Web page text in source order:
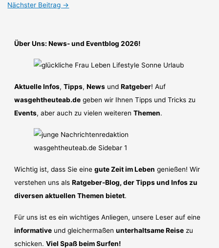
Nächster Beitrag →
Über Uns: News- und Eventblog 2026!
Aktuelle Infos,Tipps,News undRatgeber! Auf
wasgehtheuteab.de geben wir Ihnen Tipps und Tricks zu
Events, aber auch zu vielen weiterenThemen.
Wichtig ist, dass Sie einegute Zeit im Leben genießen! Wir
verstehen uns alsRatgeber-Blog, der Tipps und Infos zu
diversen aktuellen Themen bietet.
Für uns ist es ein wichtiges Anliegen, unsere Leser auf eine
informative und gleichermaßenunterhaltsame Reise zu
schicken.Viel Spaß beim Surfen!